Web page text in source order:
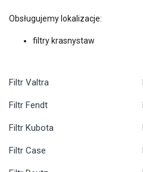
Obsługujemy lokalizacje:
filtry krasnystaw
Filtr Valtra
Filtr Fendt
Filtr Kubota
Filtr Case